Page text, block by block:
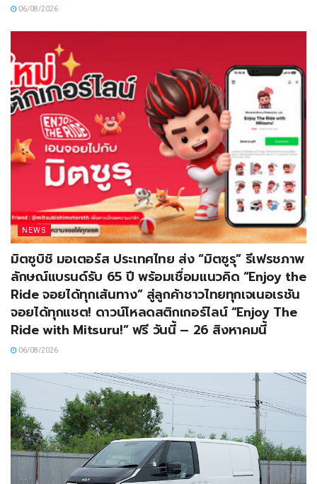
06/08/2026
NEWS
มิตซูบิชิ มอเตอร์ส ประเทศไทย ส่ง “มิตซูรุ” รีเฟรชภาพ
ลักษณ์แบรนด์รับ 65 ปี พร้อมเชื่อมแนวคิด “Enjoy the
Ride จอยได้ทุกเส้นทาง” สู่ลูกค้าชาวไทยทุกเจเนอเรชัน
จอยได้ทุกแชต! ดาวน์โหลดสติกเกอร์ไลน์ “Enjoy The
Ride with Mitsuru!” ฟรี วันนี้ – 26 สิงหาคมนี้
06/08/2026